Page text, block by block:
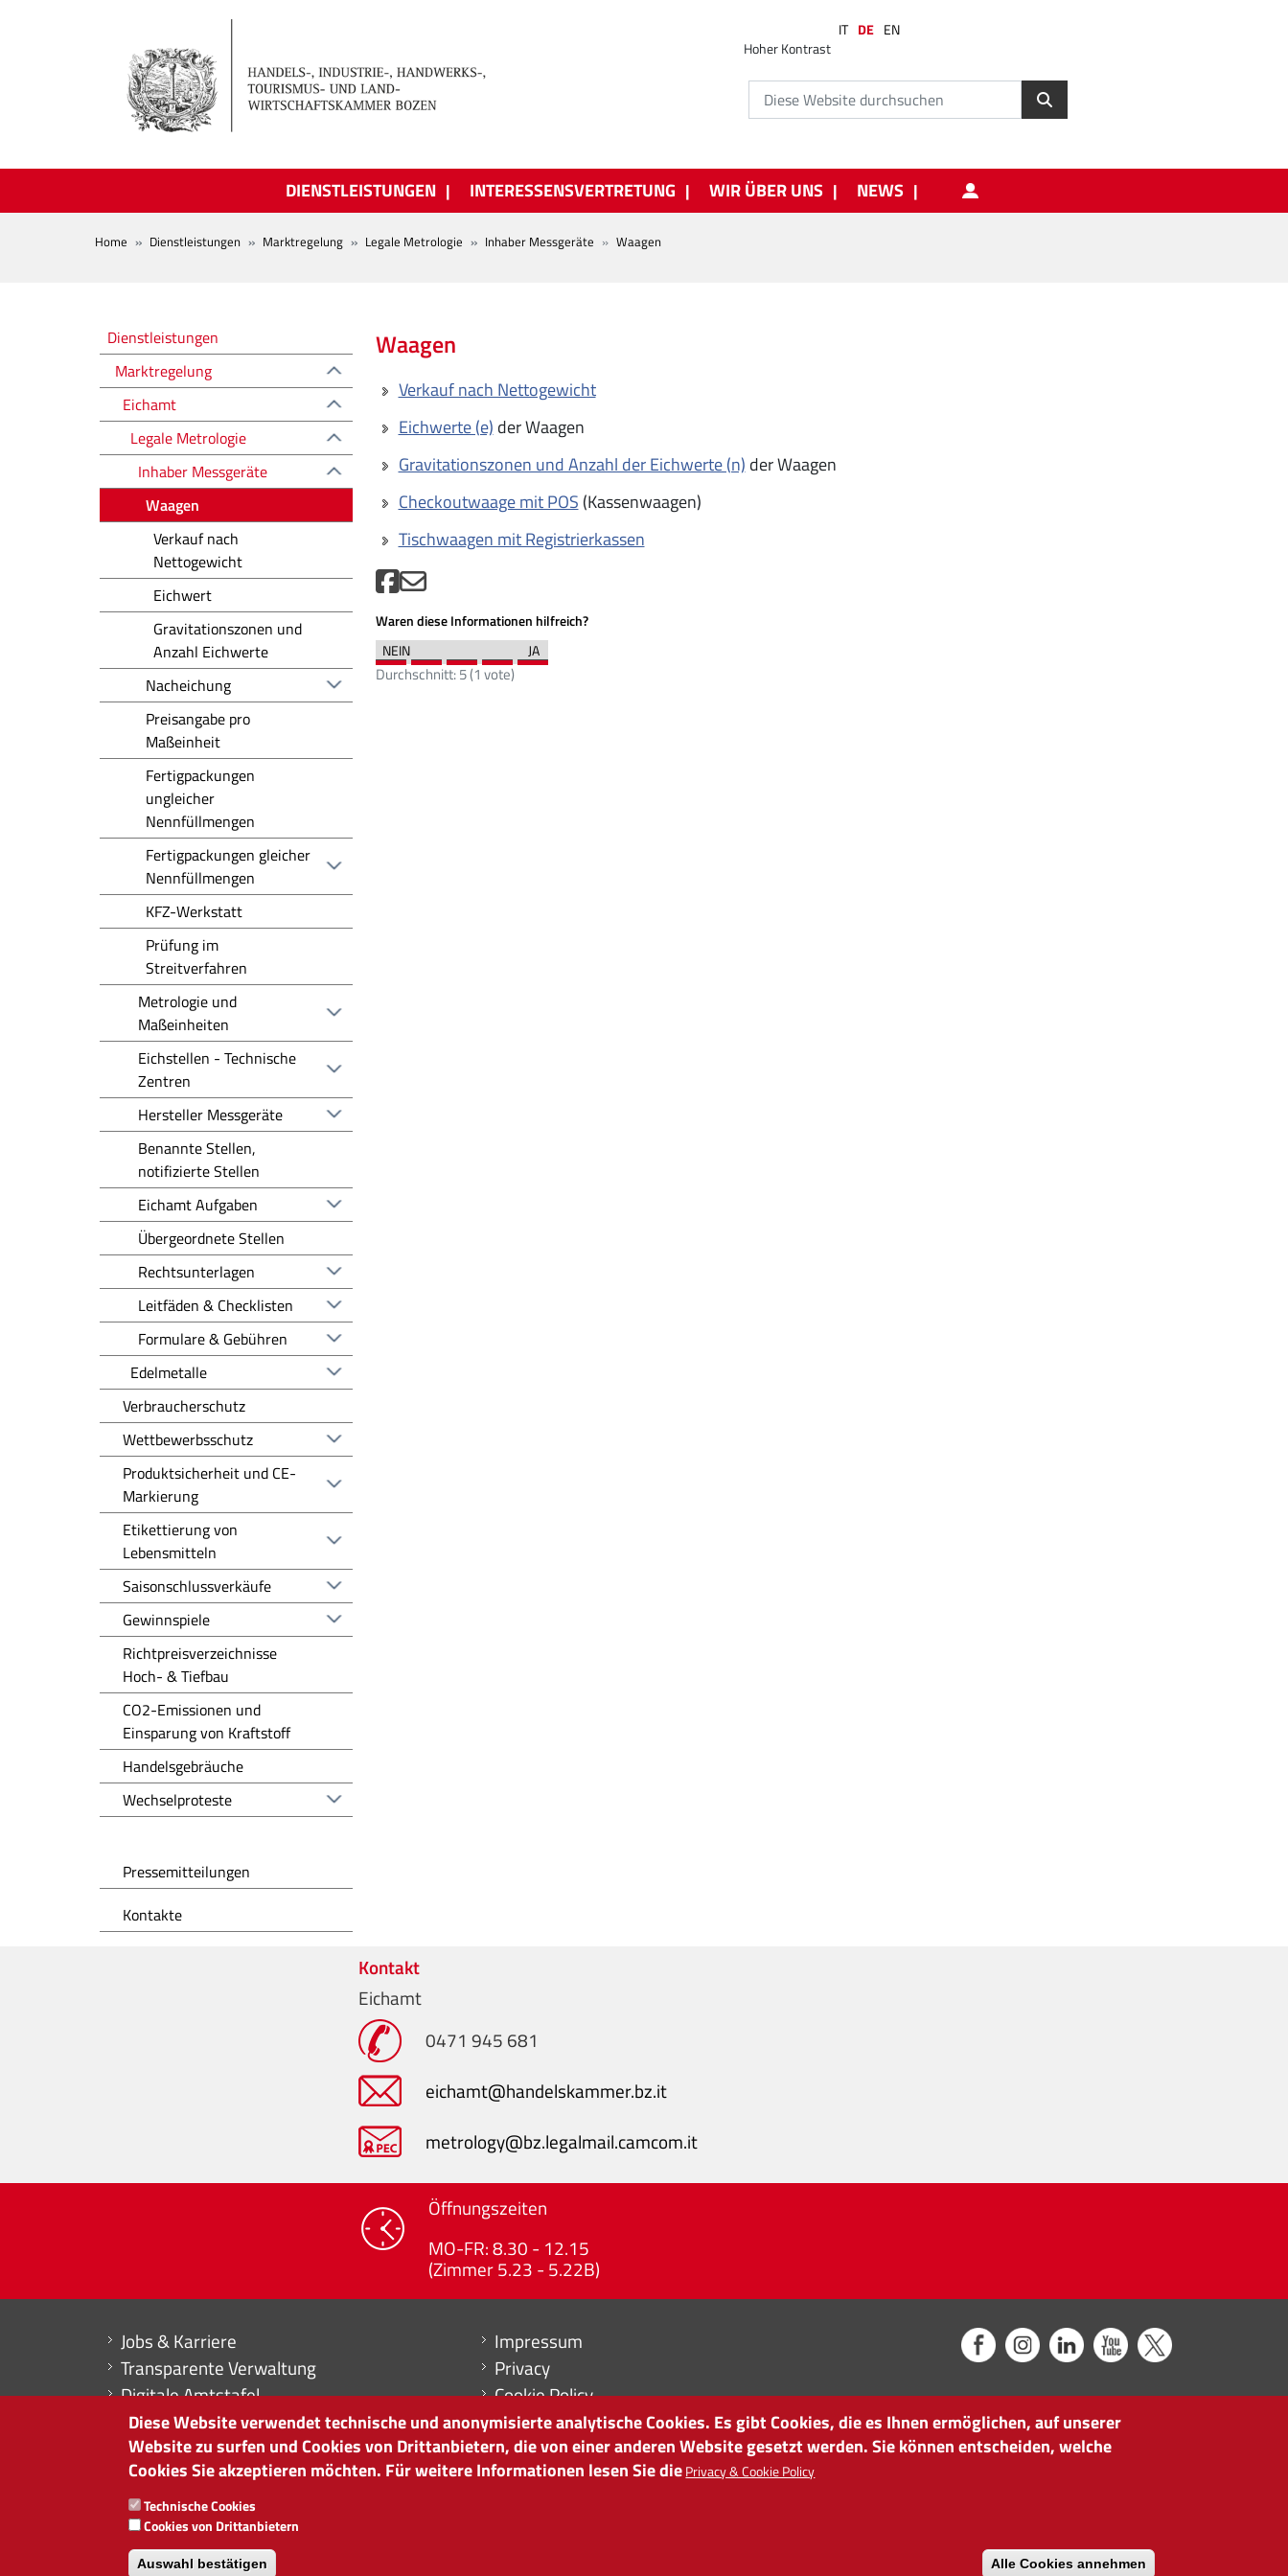
Hoher Kontrast
IT DE EN
DIENSTLEISTUNGEN INTERESSENSVERTRETUNG WIR ÜBER UNS NEWS
BREADCRUMB
Home Dienstleistungen Marktregelung Legale Metrologie Inhaber Messgeräte Waagen
Waagen
Verkauf nach Nettogewicht
Eichwerte (e) der Waagen
Gravitationszonen und Anzahl der Eichwerte (n) der Waagen
Checkoutwaage mit POS (Kassenwaagen)
Tischwaagen mit Registrierkassen
Waren diese Informationen hilfreich?
Durchschnitt:5(1 vote)
Regolazione del mercato
Dienstleistungen
Marktregelung
Eichamt
Legale Metrologie
Inhaber Messgeräte
Waagen
Verkauf nach
Nettogewicht
Eichwert
Gravitationszonen und
Anzahl Eichwerte
Nacheichung
Preisangabe pro
Maßeinheit
Fertigpackungen
ungleicher
Nennfüllmengen
Fertigpackungen gleicher
Nennfüllmengen
KFZ-Werkstatt
Prüfung im
Streitverfahren
Metrologie und
Maßeinheiten
Eichstellen - Technische
Zentren
Hersteller Messgeräte
Benannte Stellen,
notifizierte Stellen
Eichamt Aufgaben
Übergeordnete Stellen
Rechtsunterlagen
Leitfäden & Checklisten
Formulare & Gebühren
Edelmetalle
Verbraucherschutz
Wettbewerbsschutz
Produktsicherheit und CE-
Markierung
Etikettierung von
Lebensmitteln
Saisonschlussverkäufe
Gewinnspiele
Richtpreisverzeichnisse
Hoch- & Tiefbau
CO2-Emissionen und
Einsparung von Kraftstoff
Handelsgebräuche
Wechselproteste
Pressemitteilungen
Kontakte
Kontakt
Eichamt
0471 945 681
eichamt@handelskammer.bz.it
metrology@bz.legalmail.camcom.it
Öffnungszeiten
MO-FR: 8.30 - 12.15
(Zimmer 5.23 - 5.22B)
Mini menu di servizio
Jobs & Karriere
Transparente Verwaltung
Digitale Amtstafel
Erklärung zur Barrierefreiheit
Buchhaltung
Menu footer
Impressum
Privacy
Cookie Policy
Sitemap
Cookie-Einstellungen
HANDELSKAMMER BOZEN
Südtiroler Straße 60 | I-39100 Bozen
Tel. 0471 945 511 |info@handelskammer.bz.it
Diese Website verwendet technische und anonymisierte analytische Cookies. Es gibt Cookies, die es Ihnen ermöglichen, auf unserer
Website zu surfen und Cookies von Drittanbietern, die von einer anderen Website gesetzt werden. Sie können entscheiden, welche
Cookies Sie akzeptieren möchten. Für weitere Informationen lesen Sie diePrivacy & Cookie Policy
Technische Cookies
Cookies von Drittanbietern
Auswahl bestätigen Alle Cookies annehmen